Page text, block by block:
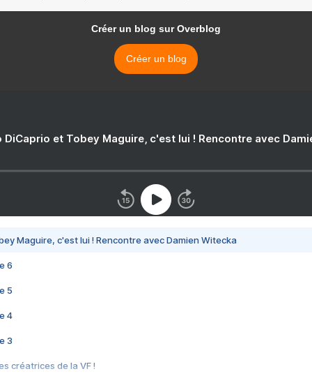
Créer un blog sur Overblog
Créer un blog
DiCaprio et Tobey Maguire, c'est lui ! Rencontre avec
Maguire, c'est lui ! Rencontre avec Damien Witecka
6
5
4
3
créatrices de la VF !